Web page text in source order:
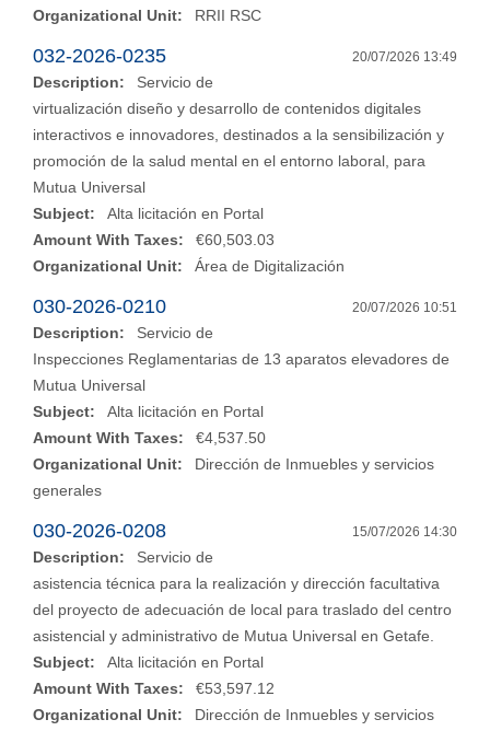
Organizational Unit:
RRII RSC
20/07/2026 13:49
032-2026-0235
Description:
Servicio de
virtualización diseño y desarrollo de contenidos digitales
interactivos e innovadores, destinados a la sensibilización y
promoción de la salud mental en el entorno laboral, para
Mutua Universal
Subject:
Alta licitación en Portal
Amount With Taxes:
€60,503.03
Organizational Unit:
Área de Digitalización
20/07/2026 10:51
030-2026-0210
Description:
Servicio de
Inspecciones Reglamentarias de 13 aparatos elevadores de
Mutua Universal
Subject:
Alta licitación en Portal
Amount With Taxes:
€4,537.50
Organizational Unit:
Dirección de Inmuebles y servicios
generales
15/07/2026 14:30
030-2026-0208
Description:
Servicio de
asistencia técnica para la realización y dirección facultativa
del proyecto de adecuación de local para traslado del centro
asistencial y administrativo de Mutua Universal en Getafe.
Subject:
Alta licitación en Portal
Amount With Taxes:
€53,597.12
Organizational Unit:
Dirección de Inmuebles y servicios